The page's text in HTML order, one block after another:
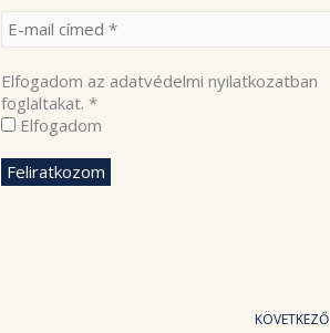
Elfogadom az adatvédelmi nyilatkozatban
foglaltakat.*
Elfogadom
KÖVETKEZŐ